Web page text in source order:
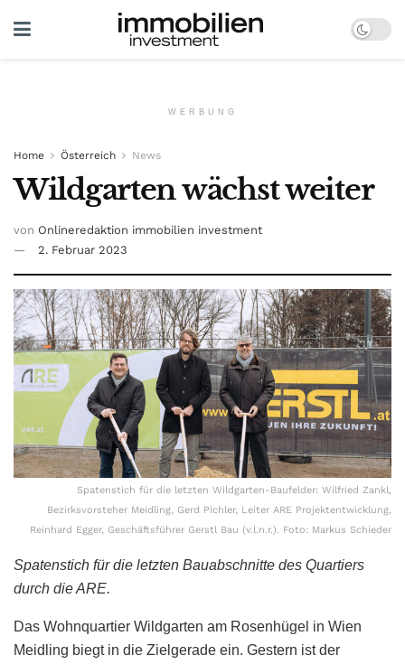
WERBUNG
Home Österreich News
Wildgarten wächst weiter
von Onlineredaktion immobilien investment
2. Februar 2023
Spatenstich für die letzten Wildgarten-Baufelder: Wilfried Zankl,
Bezirksvorsteher Meidling, Gerd Pichler, Leiter ARE Projektentwicklung,
Reinhard Egger, Geschäftsführer Gerstl Bau (v.l.n.r.). Foto: Markus Schieder
Spatenstich für die letzten Bauabschnitte des Quartiers
durch die ARE.
Das Wohnquartier Wildgarten am Rosenhügel in Wien
Meidling biegt in die Zielgerade ein. Gestern ist der